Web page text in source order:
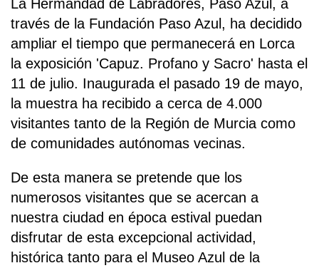
La Hermandad de Labradores, Paso Azul, a
través de la Fundación Paso Azul, ha decidido
ampliar el tiempo que permanecerá en Lorca
la exposición 'Capuz. Profano y Sacro' hasta el
11 de julio. Inaugurada el pasado 19 de mayo,
la muestra ha recibido a cerca de 4.000
visitantes tanto de la Región de Murcia como
de comunidades autónomas vecinas.
De esta manera se pretende que los
numerosos visitantes que se acercan a
nuestra ciudad en época estival puedan
disfrutar de esta excepcional actividad,
histórica tanto para el Museo Azul de la